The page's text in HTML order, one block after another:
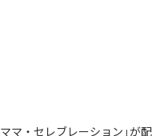
マ・セレブレーション」が配